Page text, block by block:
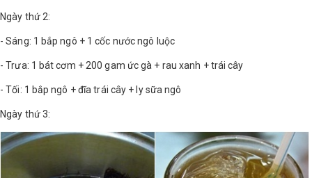
Ngày thứ 2:
- Sáng: 1 bắp ngô + 1 cốc nước ngô luộc
- Trưa: 1 bát cơm + 200 gam ức gà + rau xanh + trái cây
- Tối: 1 bắp ngô + đĩa trái cây + ly sữa ngô
Ngày thứ 3: